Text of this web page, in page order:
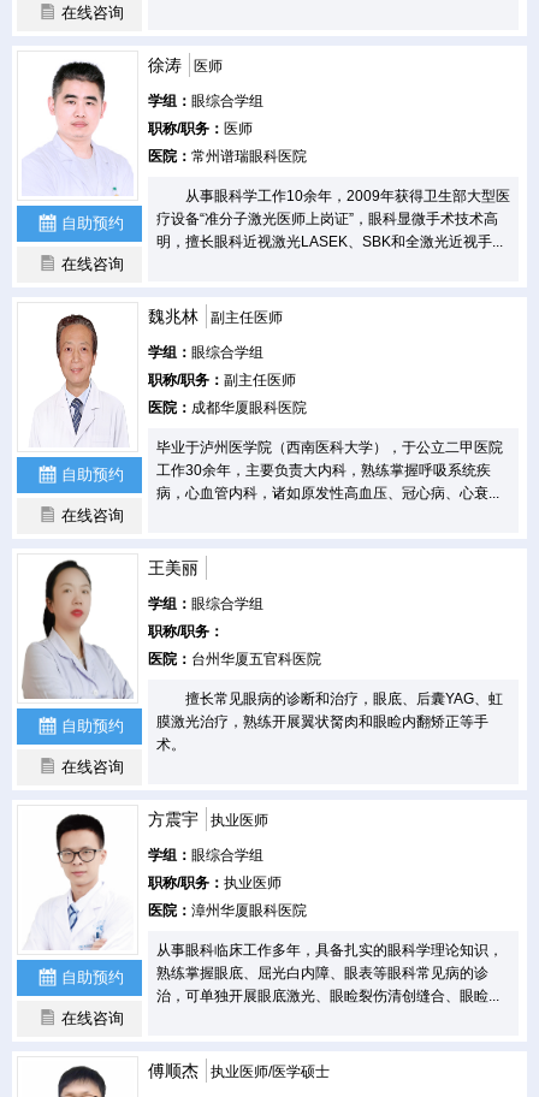
在线咨询
自助预约
在线咨询
徐涛 医师
学组： 眼综合学组
职称/职务： 医师
医院： 常州谱瑞眼科医院
从事眼科学工作10余年，2009年获得卫生部大型医
疗设备“准分子激光医师上岗证”，眼科显微手术技术高
明，擅长眼科近视激光LASEK、SBK和全激光近视手...
自助预约
在线咨询
魏兆林 副主任医师
学组： 眼综合学组
职称/职务： 副主任医师
医院： 成都华厦眼科医院
毕业于泸州医学院（西南医科大学），于公立二甲医院
工作30余年，主要负责大内科，熟练掌握呼吸系统疾
病，心血管内科，诸如原发性高血压、冠心病、心衰...
自助预约
在线咨询
王美丽
学组： 眼综合学组
职称/职务：
医院： 台州华厦五官科医院
擅长常见眼病的诊断和治疗，眼底、后囊YAG、虹
膜激光治疗，熟练开展翼状胬肉和眼睑内翻矫正等手
术。
自助预约
在线咨询
方震宇 执业医师
学组： 眼综合学组
职称/职务： 执业医师
医院： 漳州华厦眼科医院
从事眼科临床工作多年，具备扎实的眼科学理论知识，
熟练掌握眼底、屈光白内障、眼表等眼科常见病的诊
治，可单独开展眼底激光、眼睑裂伤清创缝合、眼睑...
傅顺杰 执业医师/医学硕士